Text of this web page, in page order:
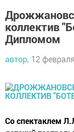
коллектив
Дипломом
автор, 12
Со спектаклем